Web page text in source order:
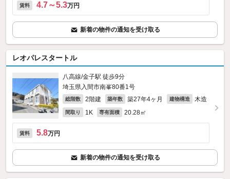
賃料 4.7～5.3万円
新着の物件の通知を受け取る
レオパレスタートル
八高線/金子駅 徒歩9分
埼玉県入間市南峯80番1号
総階数 2階建 築年数 築27年4ヶ月 建物構造 木造
間取り 1K 専有面積 20.28㎡
賃料 5.8万円
新着の物件の通知を受け取る